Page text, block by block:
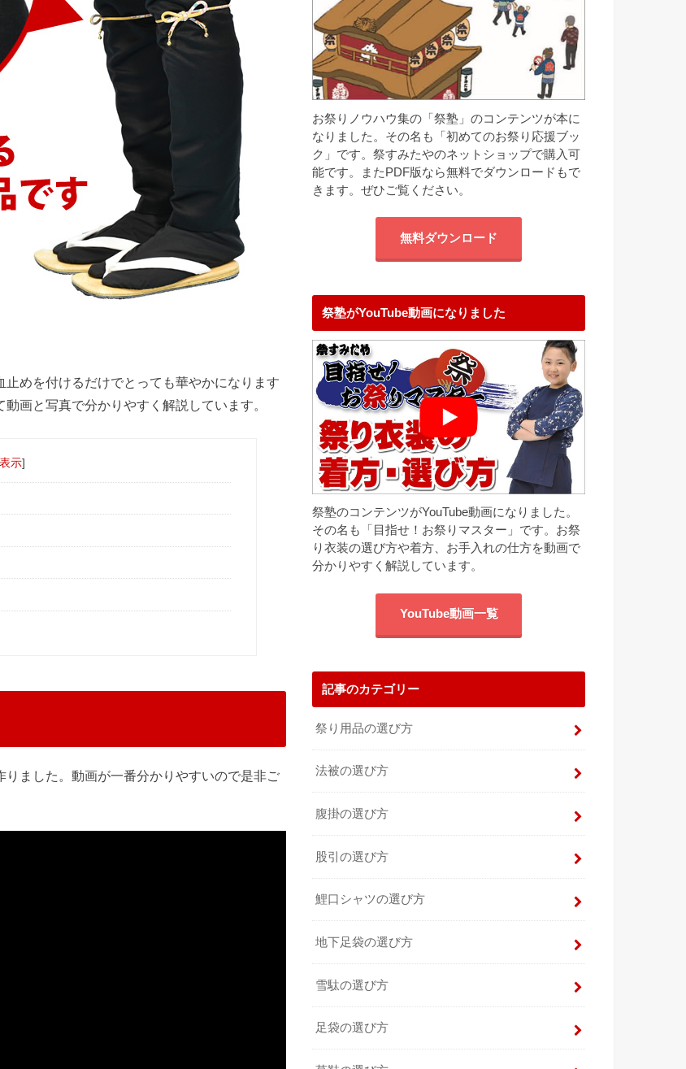
めを付けるだけでとっても華やかになります
画と写真で分かりやすく解説しています。
示]
ました。動画が一番分かりやすいので是非ご
お祭りノウハウ集の「祭塾」のコンテンツが本に
なりました。その名も「初めてのお祭り応援ブッ
ク」です。祭すみたやのネットショップで購入可
能です。またPDF版なら無料でダウンロードもで
きます。ぜひご覧ください。
無料ダウンロード
祭塾がYouTube動画になりました
祭塾のコンテンツがYouTube動画になりました。
その名も「目指せ！お祭りマスター」です。お祭
り衣装の選び方や着方、お手入れの仕方を動画で
分かりやすく解説しています。
YouTube動画一覧
記事のカテゴリー
祭り用品の選び方
法被の選び方
腹掛の選び方
股引の選び方
鯉口シャツの選び方
地下足袋の選び方
雪駄の選び方
足袋の選び方